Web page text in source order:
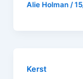
Alie Holman/
Kerst